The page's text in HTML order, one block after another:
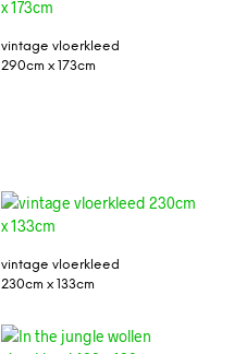
vintage vloerkleed
290cm x 173cm
vintage vloerkleed
230cm x 133cm